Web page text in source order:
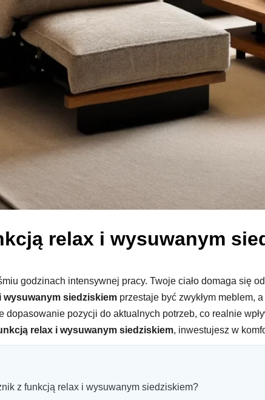
relax i wysuwanym
godzinach intensywnej pracy. Twoje ciało domaga się
wysuwanym siedziskiem przestaje być zwykłym meblem,
dopasowanie pozycji do aktualnych potrzeb, co realnie
relax i wysuwanym siedziskiem, inwestujesz w
z funkcją relax i wysuwanym siedziskiem?